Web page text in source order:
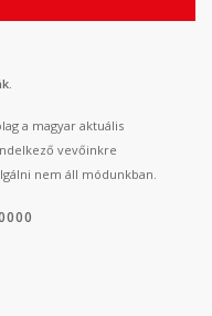
a magyar aktuális
vevőinkre
nem áll módunkban.